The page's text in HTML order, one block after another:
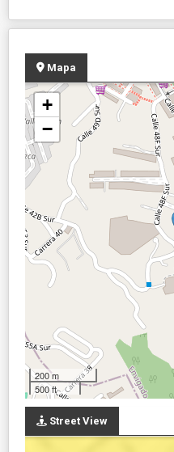
Mapa
+
−
200 m
500 ft
Street View